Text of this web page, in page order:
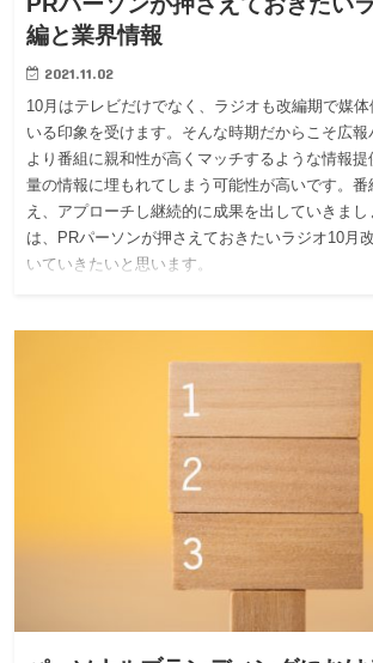
編と業界情報
2021.11.02
10月はテレビだけでなく、ラジオも改編期で媒
いる印象を受けます。そんな時期だからこそ広報
より番組に親和性が高くマッチするような情報
量の情報に埋もれてしまう可能性が高いです。番
え、アプローチし継続的に成果を出していきまし
は、PRパーソンが押さえておきたいラジオ10月
いていきたいと思います。